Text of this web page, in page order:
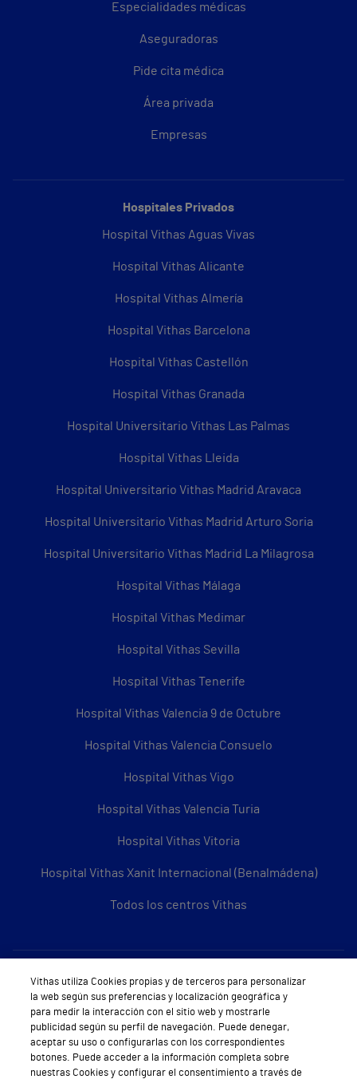
Especialidades médicas
Aseguradoras
Pide cita médica
Área privada
Empresas
Hospitales Privados
Hospital Vithas Aguas Vivas
Hospital Vithas Alicante
Hospital Vithas Almería
Hospital Vithas Barcelona
Hospital Vithas Castellón
Hospital Vithas Granada
Hospital Universitario Vithas Las Palmas
Hospital Vithas Lleida
Hospital Universitario Vithas Madrid Aravaca
Hospital Universitario Vithas Madrid Arturo Soria
Hospital Universitario Vithas Madrid La Milagrosa
Hospital Vithas Málaga
Hospital Vithas Medimar
Hospital Vithas Sevilla
Hospital Vithas Tenerife
Hospital Vithas Valencia 9 de Octubre
Hospital Vithas Valencia Consuelo
Hospital Vithas Vigo
Hospital Vithas Valencia Turia
Hospital Vithas Vitoria
Hospital Vithas Xanit Internacional (Benalmádena)
Todos los centros Vithas
Sobre Vithas
Quiénes somos
Trabajar en Vithas
Teléfono Cita Médica
Vithas utiliza Cookies propias y de terceros para personalizar
la web según sus preferencias y localización geográfica y
para medir la interacción con el sitio web y mostrarle
publicidad según su perfil de navegación. Puede denegar,
aceptar su uso o configurarlas con los correspondientes
botones. Puede acceder a la información completa sobre
nuestras Cookies y configurar el consentimiento a través de